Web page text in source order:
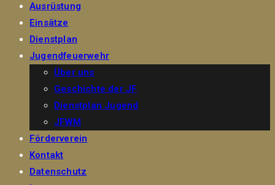
Ausrüstung
Einsätze
Dienstplan
Jugendfeuerwehr
Über uns
Geschichte der JF
Dienstplan Jugend
JFWM
Förderverein
Kontakt
Datenschutz